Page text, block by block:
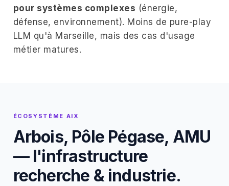
pour systèmes complexes (énergie,
défense, environnement). Moins de pure-play
LLM qu'à Marseille, mais des cas d'usage
métier matures.
ÉCOSYSTÈME AIX
Arbois, Pôle Pégase, AMU
— l'infrastructure
recherche & industrie.